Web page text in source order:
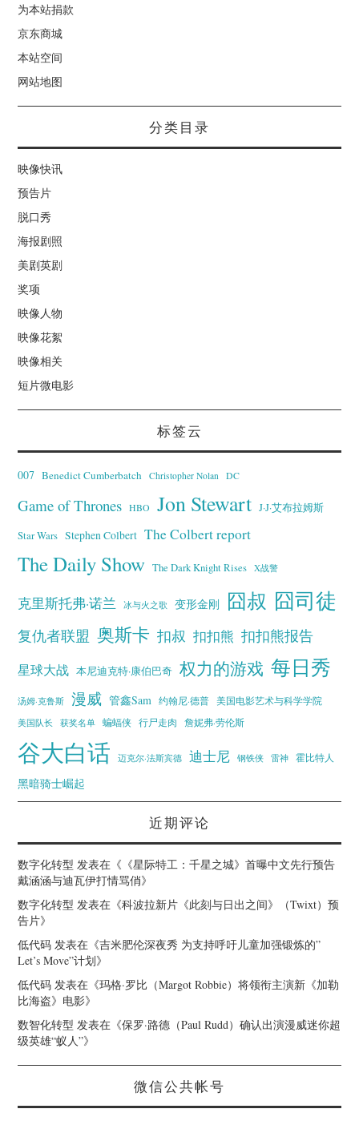
为本站捐款
京东商城
本站空间
网站地图
分类目录
映像快讯
预告片
脱口秀
海报剧照
美剧英剧
奖项
映像人物
映像花絮
映像相关
短片微电影
标签云
007 Benedict Cumberbatch Christopher Nolan DC
Game of Thrones HBO Jon Stewart J·J·艾布拉姆斯
Star Wars Stephen Colbert The Colbert report
The Daily Show The Dark Knight Rises X战警
克里斯托弗·诺兰 冰与火之歌 变形金刚 囧叔 囧司徒
复仇者联盟 奥斯卡 扣叔 扣扣熊 扣扣熊报告
星球大战 本尼迪克特·康伯巴奇 权力的游戏 每日秀
汤姆·克鲁斯 漫威 管鑫Sam 约翰尼·德普
美国电影艺术与科学学院
美国队长
获奖名单 蝙蝠侠 行尸走肉 詹妮弗·劳伦斯
谷大白话 迈克尔·法斯宾德 迪士尼 钢铁侠 雷神 霍比特人
黑暗骑士崛起
近期评论
数字化转型 发表在《 《星际特工：千星之城》首曝中文先行预告
戴涵涵与迪瓦伊打情骂俏》
数字化转型 发表在《科波拉新片《此刻与日出之间》（Twixt）预
告片》
低代码 发表在《吉米肥伦深夜秀 为支持呼吁儿童加强锻炼的”
Let’s Move”计划》
低代码 发表在《玛格·罗比（Margot Robbie）将领衔主演新《加勒
比海盗》电影》
数智化转型 发表在《保罗·路德（Paul Rudd）确认出演漫威迷你超
级英雄“蚁人”》
微信公共帐号